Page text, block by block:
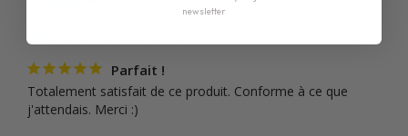
Parfait !
Totalement satisfait de ce produit. Conforme à ce que
j'attendais. Merci :)
newsletter